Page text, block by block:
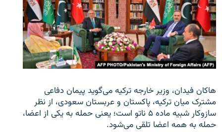
هاکان فیدان، وزیر خارجه ترکیه می‌گوید پیمان دفاعی
مشترک میان ترکیه، پاکستان و عربستان سعودی، از نظر
سازوکار شبیه ماده ۵ ناتو است؛ یعنی حمله به یکی از اعضا،
حمله به همه اعضا تلقی می‌شود.